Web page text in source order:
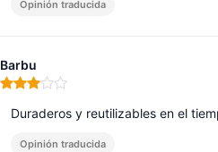
Opinión traducida
Barbu
Nota: 3 de 5
Duraderos y reutilizables en el
Opinión traducida